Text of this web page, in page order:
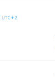
UTC + 2